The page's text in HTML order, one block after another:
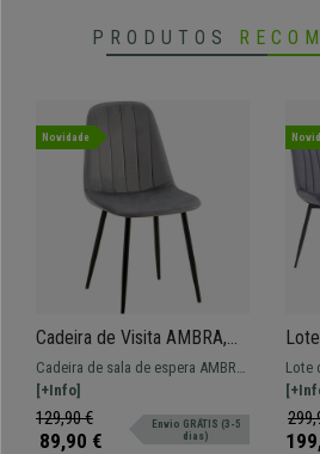
PRODUTOS
Novidade
Cadeira de Visita AMBRA,
Design Moderno e
Sofisticado, Em Veludo, Cor
Cinzento Escuro
Cadeira de sala de espera AMBRA,
um modelo moderno ideal para
deixar as suas visitas
confortáveis!
[+Info]
129,90 €
89,90 €
Envio GRÁTIS (3-5
dias)
Em
Lote